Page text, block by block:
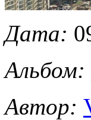
Дата:
Альбом:
Автор: